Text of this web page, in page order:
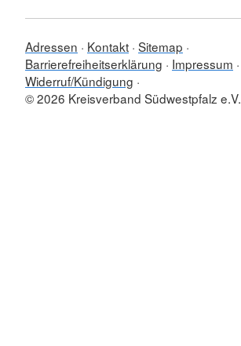
Adressen Kontakt Sitemap
Barrierefreiheitserklärung
Impressum
Widerruf/Kündigung
© 2026 Kreisverband Südwestpfalz e.V.